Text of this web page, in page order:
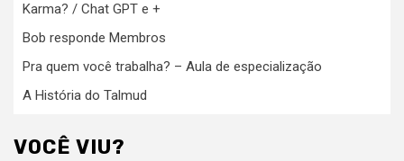
Karma? / Chat GPT e +
Bob responde Membros
Pra quem você trabalha? – Aula de especialização
A História do Talmud
VOCÊ VIU?